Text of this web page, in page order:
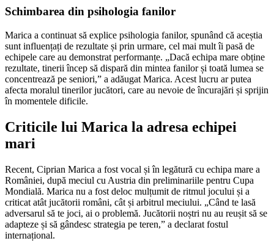
Schimbarea din psihologia fanilor
Marica a continuat să explice psihologia fanilor, spunând că aceștia
sunt influențați de rezultate și prin urmare, cel mai mult îi pasă de
echipele care au demonstrat performanțe. „Dacă echipa mare obține
rezultate, tinerii încep să dispară din mintea fanilor și toată lumea se
concentrează pe seniori,” a adăugat Marica. Acest lucru ar putea
afecta moralul tinerilor jucători, care au nevoie de încurajări și sprijin
în momentele dificile.
Criticile lui Marica la adresa echipei
mari
Recent, Ciprian Marica a fost vocal și în legătură cu echipa mare a
României, după meciul cu Austria din preliminariile pentru Cupa
Mondială. Marica nu a fost deloc mulțumit de ritmul jocului și a
criticat atât jucătorii români, cât și arbitrul meciului. „Când te lasă
adversarul să te joci, ai o problemă. Jucătorii noștri nu au reușit să se
adapteze și să gândesc strategia pe teren,” a declarat fostul
internațional.